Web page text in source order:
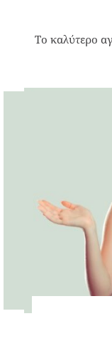
Το καλύτερο